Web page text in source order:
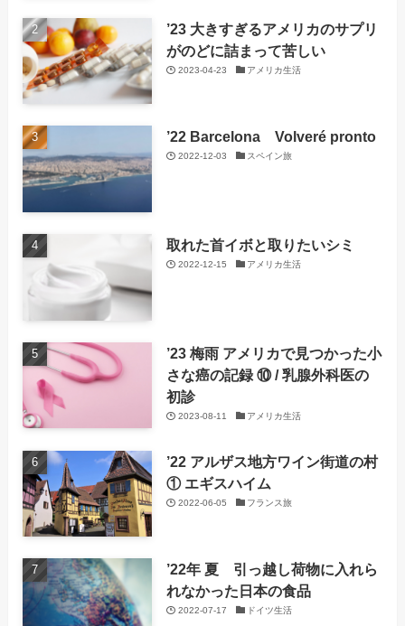
’23 大きすぎるアメリカのサプリ
がのどに詰まって苦しい
2023-04-23 アメリカ生活
’22 Barcelona Volveré pronto
2022-12-03 スペイン旅
取れた首イボと取りたいシミ
2022-12-15 アメリカ生活
’23 梅雨 アメリカで見つかった小
さな癌の記録 ⑩ / 乳腺外科医の
初診
2023-08-11 アメリカ生活
’22 アルザス地方ワイン街道の村
① エギスハイム
2022-06-05 フランス旅
’22年 夏 引っ越し荷物に入れら
れなかった日本の食品
2022-07-17 ドイツ生活